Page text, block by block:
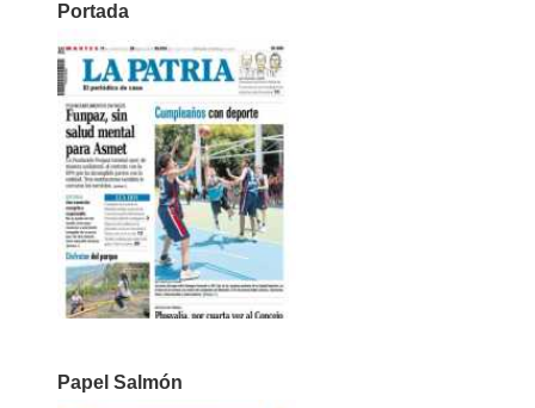
Portada
Papel Salmón